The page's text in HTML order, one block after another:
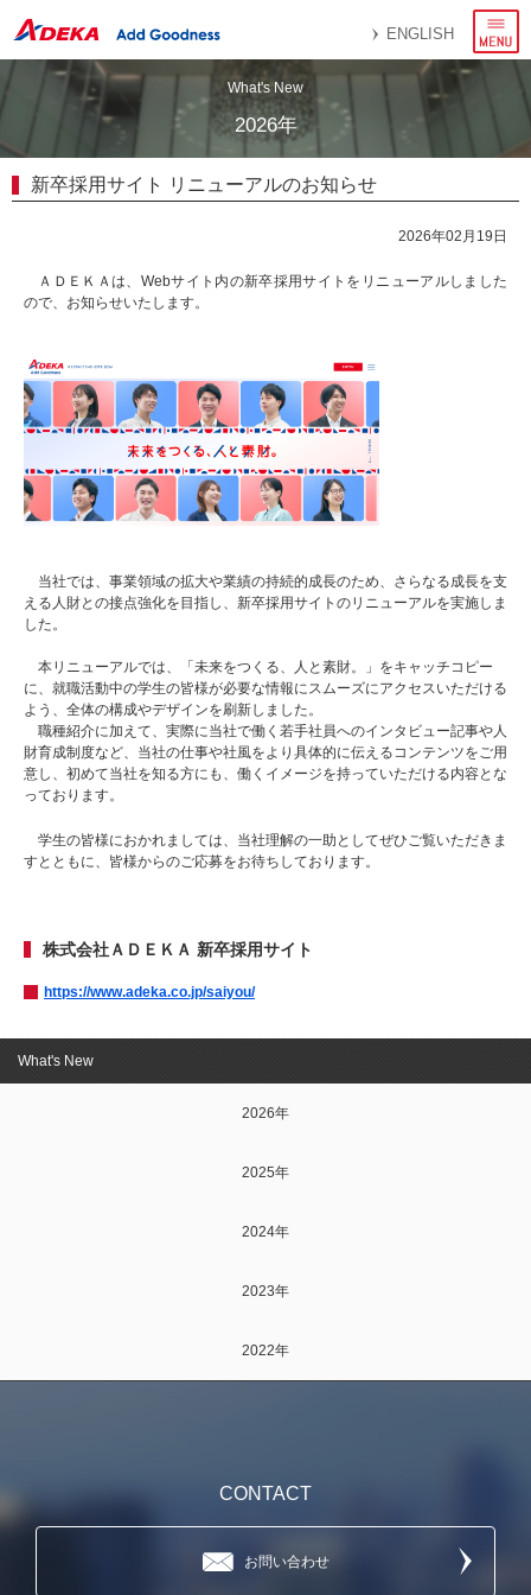
ENGLISH
ニ
ュ
What's New
2026年
新卒採用サイト リニューアルのお知らせ
2026年02月19日
ＡＤＥＫＡは、Webサイト内の新卒採用サイトをリニューアルしました
ので、お知らせいたします。
当社では、事業領域の拡大や業績の持続的成長のため、さらなる成長を支
える人財との接点強化を目指し、新卒採用サイトのリニューアルを実施しま
した。
本リニューアルでは、「未来をつくる、人と素財。」をキャッチコピー
に、就職活動中の学生の皆様が必要な情報にスムーズにアクセスいただける
よう、全体の構成やデザインを刷新しました。
職種紹介に加えて、実際に当社で働く若手社員へのインタビュー記事や人
財育成制度など、当社の仕事や社風をより具体的に伝えるコンテンツをご用
意し、初めて当社を知る方にも、働くイメージを持っていただける内容とな
っております。
学生の皆様におかれましては、当社理解の一助としてぜひご覧いただきま
すとともに、皆様からのご応募をお待ちしております。
株式会社ＡＤＥＫＡ 新卒採用サイト
https://www.adeka.co.jp/saiyou/
What's New
2026年
2025年
2024年
2023年
2022年
CONTACT
お問い合わせ